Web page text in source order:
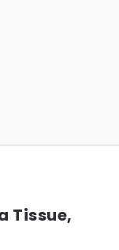
Tissue,